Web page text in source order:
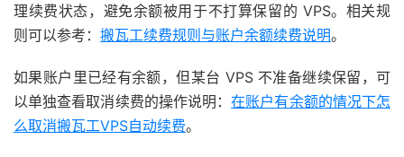
理续费状态，避免余额被用于不打算保留的 VPS。相关规
则可以参考： 搬瓦工续费规则与账户余额续费说明。
如果账户里已经有余额，但某台 VPS 不准备继续保留，可
以单独查看取消续费的操作说明：在账户有余额的情况下怎
么取消搬瓦工VPS自动续费。